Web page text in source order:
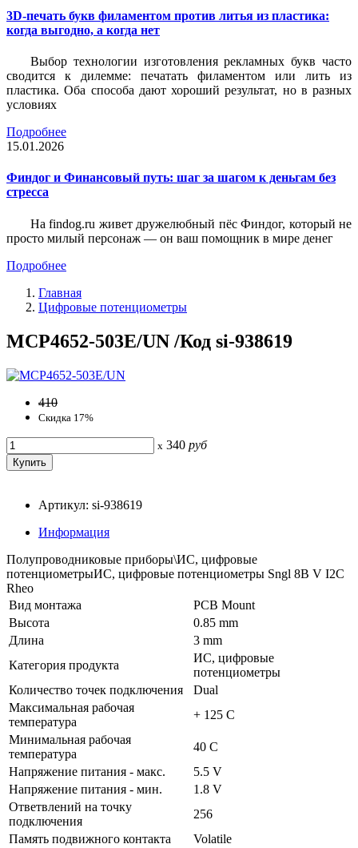
3D-печать букв филаментом против литья из пластика:
когда выгодно, а когда нет
Выбор технологии изготовления рекламных букв часто
сводится к дилемме: печатать филаментом или лить из
пластика. Оба способа дают хороший результат, но в разных
условиях
Подробнее
15.01.2026
Финдог и Финансовый путь: шаг за шагом к деньгам без
стресса
На findog.ru живет дружелюбный пёс Финдог, который не
просто милый персонаж — он ваш помощник в мире денег
Подробнее
Главная
Цифровые потенциометры
MCP4652-503E/UN /Код si-938619
410
Скидка 17%
x 340 руб
Артикул: si-938619
Информация
Полупроводниковые приборы\ИС, цифровые
потенциометрыИС, цифровые потенциометры Sngl 8B V I2C
Rheo
Вид монтажа
PCB Mount
Высота
0.85 mm
Длина
3 mm
Категория продукта
ИС, цифровые
потенциометры
Количество точек подключения
Dual
Максимальная рабочая
температура
+ 125 C
Минимальная рабочая
температура
40 C
Напряжение питания - макс.
5.5 V
Напряжение питания - мин.
1.8 V
Ответвлений на точку
подключения
256
Память подвижного контакта
Volatile